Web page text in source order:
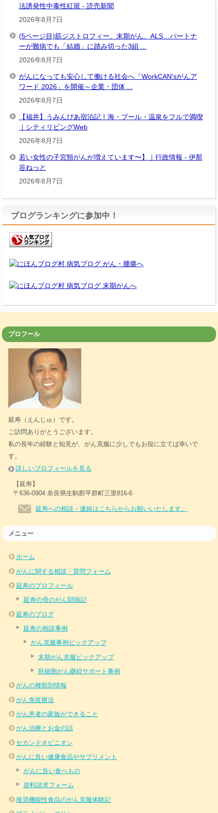
法誘発性中毒性紅斑 - 読売新聞
2026年8月7日
(5ページ目)筋ジストロフィー、末期がん、ALS…パートナ
ーが難病でも「結婚」に踏み切った3組 ...
2026年8月7日
がんになっても安心して働ける社会へ「WorkCAN'sがんア
ワード 2026」を開催～企業・団体 ...
2026年8月7日
【福井】うみんぴあ宿泊記！海・プール・温泉をフルで満喫
｜シティリビングWeb
2026年8月7日
若い女性の子宮頸がんが増えています〜】｜行政情報 - 伊那
谷ねっと
2026年8月7日
ブログランキングに参加中！
プロフール
延寿（えんじゅ）です。
ご訪問ありがとうございます。
私の長年の経験と知見が、がん克服に少しでもお役に立てば幸いで
す。
詳しいプロフィールを見る
【延寿】
〒636-0904 奈良県生駒郡平群町三里816-6
延寿への相談・連絡はこちらからお願いいたします。
メニュー
ホーム
がんに関する相談・質問フォーム
延寿のプロフィール
延寿の母のがん闘病記
延寿のブログ
延寿の相談事例
がん克服事例ピックアップ
末期がん克服ピックアップ
肝細胞がん継続サポート事例
がんの種類別情報
がん免疫療法
がん患者の家族ができること
がん治療とお金の話
セカンドオピニオン
がんに良い健康食品やサプリメント
がんに良い食べもの
資料請求フォーム
推奨機能性食品のがん克服体験記